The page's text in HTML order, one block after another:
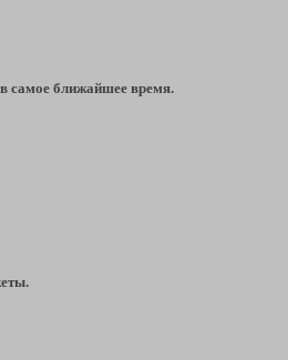
самое ближайшее время.